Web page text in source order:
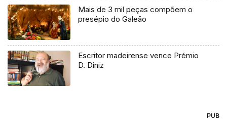
Mais de 3 mil peças compõem o
presépio do Galeão
Escritor madeirense vence Prémio
D. Diniz
PUB